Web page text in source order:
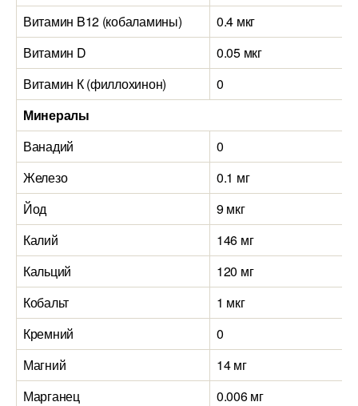
Витамин B12 (кобаламины)
0.4 мкг
Витамин D
0.05 мкг
Витамин К (филлохинон)
0
Минералы
Ванадий
0
Железо
0.1 мг
Йод
9 мкг
Калий
146 мг
Кальций
120 мг
Кобальт
1 мкг
Кремний
0
Магний
14 мг
Марганец
0.006 мг